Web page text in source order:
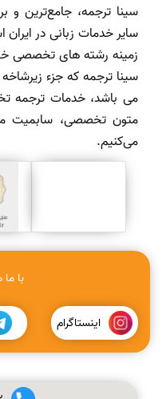
سینا ترجمه، جامع‌ترین و
سایر خدمات زبانی در
زمینه رشته های تخصصی
سینا ترجمه که جزء
می باشد، خدمات ترجمه
متون تخصصی، سابمیت
می‌کنیم.
با
اینستاگرام